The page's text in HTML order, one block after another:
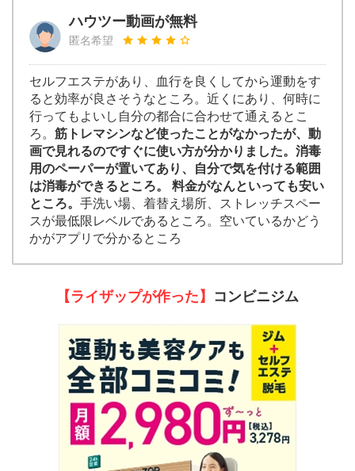
ハウツー動画が無料
匿名希望
セルフエステがあり、血行を良くしてから運動をす
ると効率が良さそうなところ。近くにあり、何時に
行ってもよいし自分の都合に合わせて通えるとこ
ろ。 筋トレマシンなど使ったことがなかったが、動
画で見れるのですぐに使い方が分かりました。消毒
用のペーパーが置いてあり、自分で気を付ける範囲
は消毒ができるところ。 料金がなんといっても安い
ところ。 手洗い場、着替え場所、ストレッチスペー
スが最低限レベルであるところ。空いているかどう
かがアプリで分かるところ
【ライザップが作った】 コンビニジム